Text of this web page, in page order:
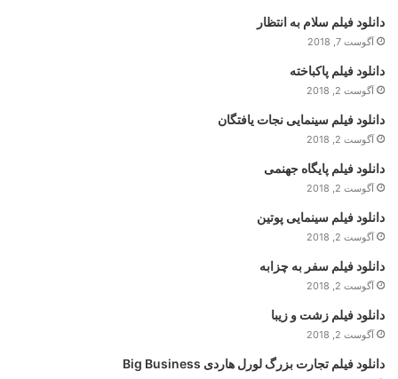
دانلود فیلم سلام به انتظار
آگوست 7, 2018
دانلود فیلم پاکباخته
آگوست 2, 2018
دانلود فیلم سینمایی نجات یافتگان
آگوست 2, 2018
دانلود فیلم پایگاه جهنمی
آگوست 2, 2018
دانلود فیلم سینمایی پوتین
آگوست 2, 2018
دانلود فیلم سفر به چزابه
آگوست 2, 2018
دانلود فیلم زشت و زیبا
آگوست 2, 2018
دانلود فیلم تجارت بزرگ لورل هاردی Big Business